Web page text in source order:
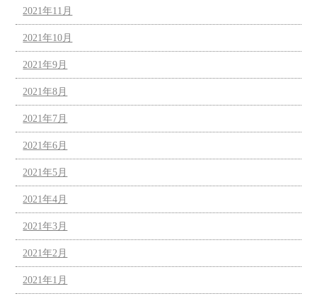
2021年11月
2021年10月
2021年9月
2021年8月
2021年7月
2021年6月
2021年5月
2021年4月
2021年3月
2021年2月
2021年1月